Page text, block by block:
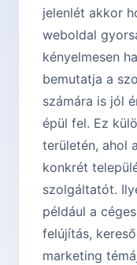
jelenlét akkor
weboldal
kényelmesen
bemutatja a
számára is jól
épül fel. Ez
területén, ahol
konkrét
szolgáltatót.
például a
felújítás,
marketing